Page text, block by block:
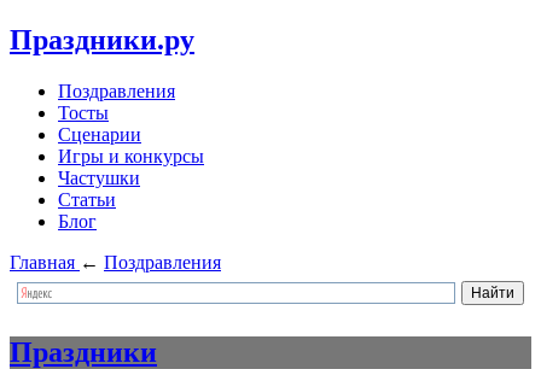
Праздники.ру
Поздравления
Тосты
Сценарии
Игры и конкурсы
Частушки
Статьи
Блог
Главная ← Поздравления
Праздники